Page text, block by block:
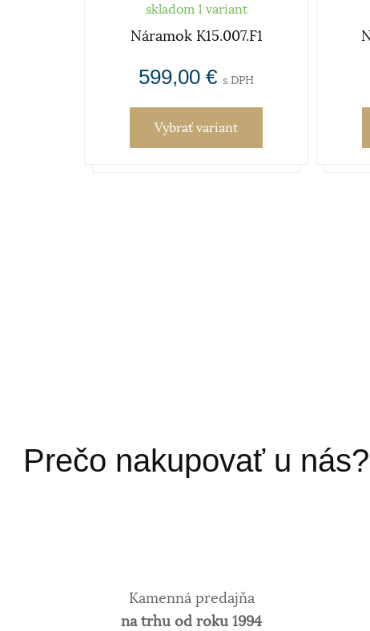
skladom 1 variant
Náramok K15.007.F1
599,00 € s DPH
Vybrať variant
Prečo nakupovať u nás?
Kamenná predajňa
na trhu od roku 1994